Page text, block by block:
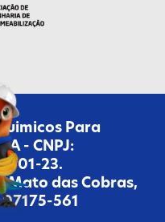
Para
- CNPJ:
23.
Mato das Cobras,
561